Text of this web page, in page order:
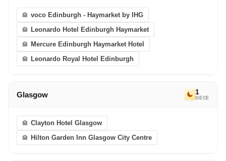
voco Edinburgh - Haymarket by IHG
Leonardo Hotel Edinburgh Haymarket
Mercure Edinburgh Haymarket Hotel
Leonardo Royal Hotel Edinburgh
Glasgow 1
GECE
Clayton Hotel Glasgow
Hilton Garden Inn Glasgow City Centre